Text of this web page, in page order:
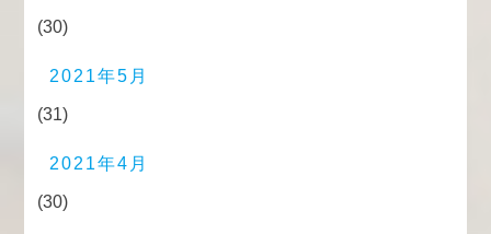
(30)
2021年5月
(31)
2021年4月
(30)